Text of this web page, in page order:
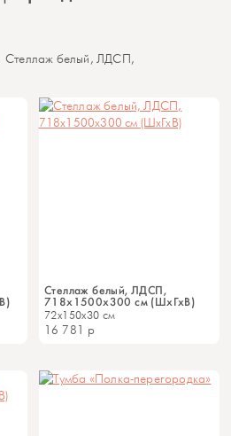
Стеллаж белый, ЛДСП,
Стеллаж белый, ЛДСП,
718х1500х300 см (ШхГхВ)
72x150x30 см
16 781 р